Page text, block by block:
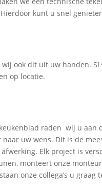
kunt u snel
ook dit uit uw handen.
op locatie.
raden wij u aan
uw wens. Dit is de
Elk project is
monteert onze
onze collega’s u graag